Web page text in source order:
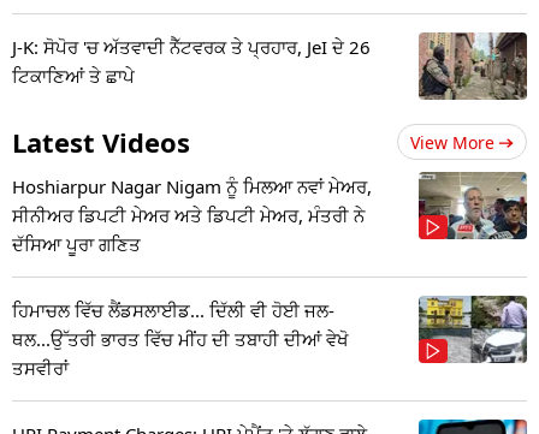
J-K: ਸੋਪੋਰ 'ਚ ਅੱਤਵਾਦੀ ਨੈੱਟਵਰਕ ਤੇ ਪ੍ਰਹਾਰ, JeI ਦੇ 26
ਟਿਕਾਣਿਆਂ ਤੇ ਛਾਪੇ
Latest Videos View More
Hoshiarpur Nagar Nigam ਨੂੰ ਮਿਲਆ ਨਵਾਂ ਮੇਅਰ,
ਸੀਨੀਅਰ ਡਿਪਟੀ ਮੇਅਰ ਅਤੇ ਡਿਪਟੀ ਮੇਅਰ, ਮੰਤਰੀ ਨੇ
ਦੱਸਿਆ ਪੂਰਾ ਗਣਿਤ
ਹਿਮਾਚਲ ਵਿੱਚ ਲੈਂਡਸਲਾਈਡ... ਦਿੱਲੀ ਵੀ ਹੋਈ ਜਲ-
ਥਲ...ਉੱਤਰੀ ਭਾਰਤ ਵਿੱਚ ਮੀਂਹ ਦੀ ਤਬਾਹੀ ਦੀਆਂ ਵੇਖੋ
ਤਸਵੀਰਾਂ